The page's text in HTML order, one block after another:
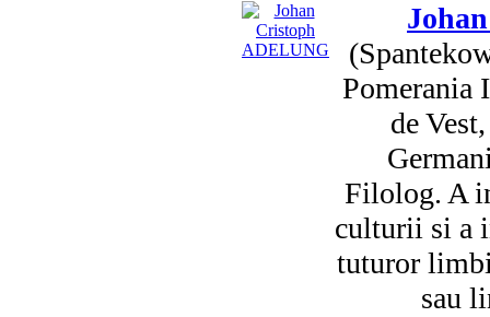
Pomerania
de
Filolog. A
culturii si a
tuturor
sau